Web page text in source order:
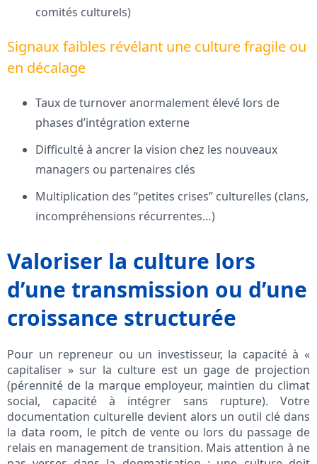
comités culturels)
Signaux faibles révélant une culture fragile ou
en décalage
Taux de turnover anormalement élevé lors de
phases d’intégration externe
Difficulté à ancrer la vision chez les nouveaux
managers ou partenaires clés
Multiplication des “petites crises” culturelles (clans,
incompréhensions récurrentes…)
Valoriser la culture lors
d’une transmission ou d’une
croissance structurée
Pour un repreneur ou un investisseur, la capacité à «
capitaliser » sur la culture est un gage de projection
(pérennité de la marque employeur, maintien du climat
social, capacité à intégrer sans rupture). Votre
documentation culturelle devient alors un outil clé dans
la data room, le pitch de vente ou lors du passage de
relais en management de transition. Mais attention à ne